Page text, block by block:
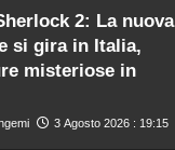
2: La nuova
si gira in Italia,
misteriose in
3 Agosto 2026 : 19:15